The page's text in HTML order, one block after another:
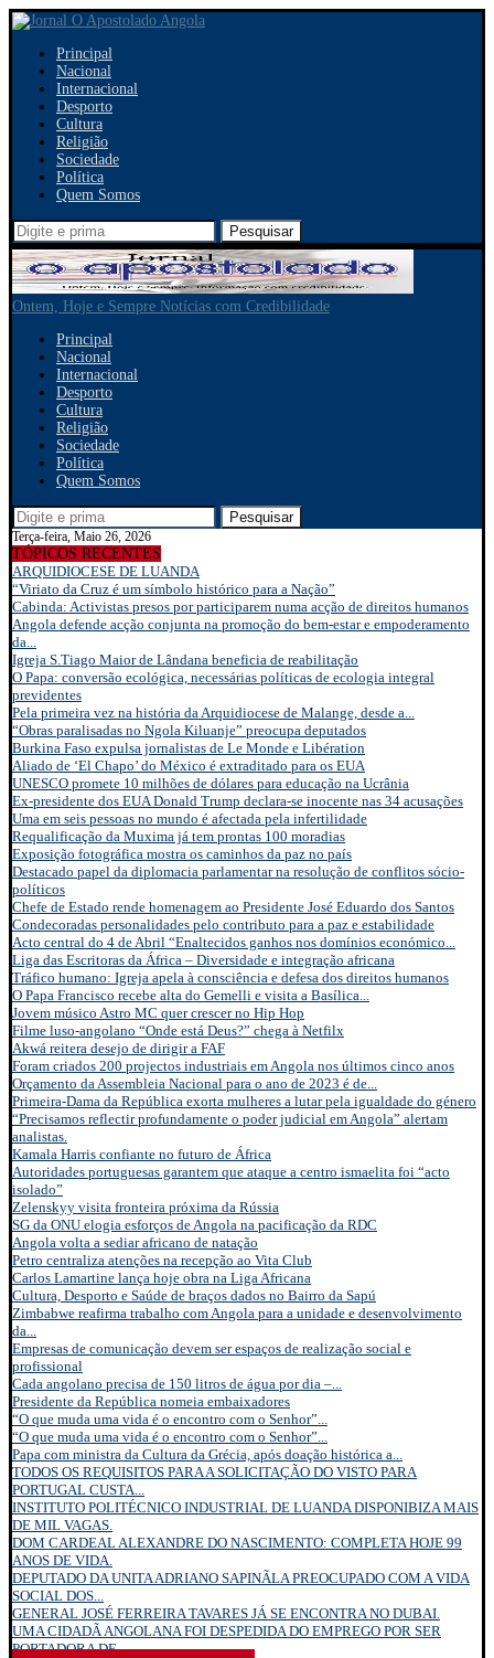
Principal
Nacional
Internacional
Desporto
Cultura
Religião
Sociedade
Política
Quem Somos
Pesquisar
Ontem, Hoje e Sempre Notícias com Credibilidade
Principal
Nacional
Internacional
Desporto
Cultura
Religião
Sociedade
Política
Quem Somos
Pesquisar
Terça-feira, Maio 26, 2026
TÓPICOS RECENTES
ARQUIDIOCESE DE LUANDA
“Viriato da Cruz é um símbolo histórico para a Nação”
Cabinda: Activistas presos por participarem numa acção de direitos humanos
Angola defende acção conjunta na promoção do bem-estar e empoderamento
da...
Igreja S.Tiago Maior de Lândana beneficia de reabilitação
O Papa: conversão ecológica, necessárias políticas de ecologia integral
previdentes
Pela primeira vez na história da Arquidiocese de Malange, desde a...
“Obras paralisadas no Ngola Kiluanje” preocupa deputados
Burkina Faso expulsa jornalistas de Le Monde e Libération
Aliado de ‘El Chapo’ do México é extraditado para os EUA
UNESCO promete 10 milhões de dólares para educação na Ucrânia
Ex-presidente dos EUA Donald Trump declara-se inocente nas 34 acusações
Uma em seis pessoas no mundo é afectada pela infertilidade
Requalificação da Muxima já tem prontas 100 moradias
Exposição fotográfica mostra os caminhos da paz no país
Destacado papel da diplomacia parlamentar na resolução de conflitos sócio-
políticos
Chefe de Estado rende homenagem ao Presidente José Eduardo dos Santos
Condecoradas personalidades pelo contributo para a paz e estabilidade
Acto central do 4 de Abril “Enaltecidos ganhos nos domínios económico...
Liga das Escritoras da África – Diversidade e integração africana
Tráfico humano: Igreja apela à consciência e defesa dos direitos humanos
O Papa Francisco recebe alta do Gemelli e visita a Basílica...
Jovem músico Astro MC quer crescer no Hip Hop
Filme luso-angolano “Onde está Deus?” chega à Netfilx
Akwá reitera desejo de dirigir a FAF
Foram criados 200 projectos industriais em Angola nos últimos cinco anos
Orçamento da Assembleia Nacional para o ano de 2023 é de...
Primeira-Dama da República exorta mulheres a lutar pela igualdade do género
“Precisamos reflectir profundamente o poder judicial em Angola” alertam
analistas.
Kamala Harris confiante no futuro de África
Autoridades portuguesas garantem que ataque a centro ismaelita foi “acto
isolado”
Zelenskyy visita fronteira próxima da Rússia
SG da ONU elogia esforços de Angola na pacificação da RDC
Angola volta a sediar africano de natação
Petro centraliza atenções na recepção ao Vita Club
Carlos Lamartine lança hoje obra na Liga Africana
Cultura, Desporto e Saúde de braços dados no Bairro da Sapú
Zimbabwe reafirma trabalho com Angola para a unidade e desenvolvimento
da...
Empresas de comunicação devem ser espaços de realização social e
profissional
Cada angolano precisa de 150 litros de água por dia –...
Presidente da República nomeia embaixadores
“O que muda uma vida é o encontro com o Senhor”...
“O que muda uma vida é o encontro com o Senhor”...
Papa com ministra da Cultura da Grécia, após doação histórica a...
TODOS OS REQUISITOS PARA A SOLICITAÇÃO DO VISTO PARA
PORTUGAL CUSTA...
INSTITUTO POLITÉCNICO INDUSTRIAL DE LUANDA DISPONIBIZA MAIS
DE MIL VAGAS.
DOM CARDEAL ALEXANDRE DO NASCIMENTO: COMPLETA HOJE 99
ANOS DE VIDA.
DEPUTADO DA UNITA ADRIANO SAPINÃLA PREOCUPADO COM A VIDA
SOCIAL DOS...
GENERAL JOSÉ FERREIRA TAVARES JÁ SE ENCONTRA NO DUBAI.
UMA CIDADÃ ANGOLANA FOI DESPEDIDA DO EMPREGO POR SER
PORTADORA DE...